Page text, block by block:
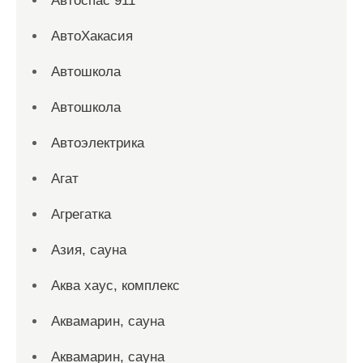
АвтоХакасия
Автошкола
Автошкола
Автоэлектрика
Агат
Агрегатка
Азия, сауна
Аква хаус, комплекс
Аквамарин, сауна
Аквамарин, сауна